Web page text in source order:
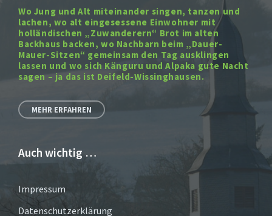
Wo Jung und Alt miteinander singen, tanzen und
lachen, wo alt eingesessene Einwohner mit
holländischen „Zuwanderern“ Brot im alten
Backhaus backen, wo Nachbarn beim „Dauer-
Mauer-Sitzen“ gemeinsam den Tag ausklingen
lassen und wo sich Känguru und Alpaka gute Nacht
sagen – ja das ist Deifeld-Wissinghausen.
MEHR ERFAHREN
Auch wichtig …
Impressum
Datenschutzerklärung